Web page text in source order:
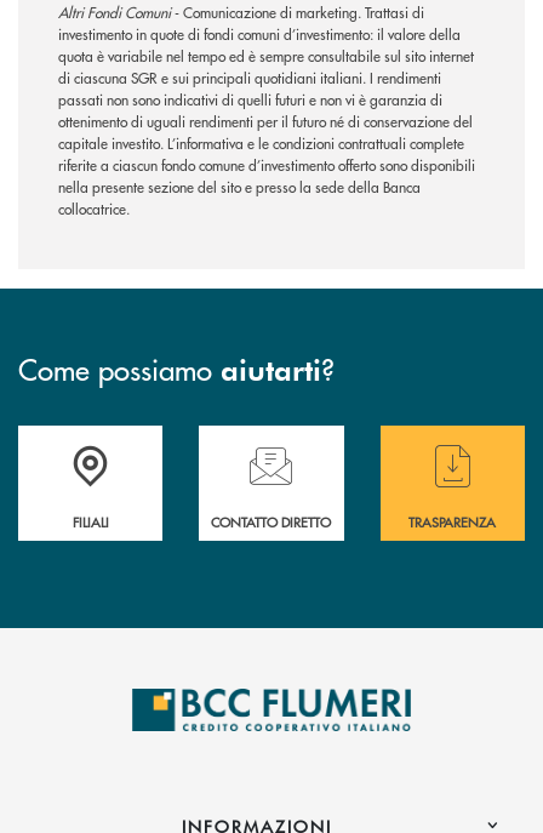
Altri Fondi Comuni- Comunicazione di marketing. Trattasi di
investimento in quote di fondi comuni d’investimento: il valore della
quota è variabile nel tempo ed è sempre consultabile sul sito internet
di ciascuna SGR e sui principali quotidiani italiani. I rendimenti
passati non sono indicativi di quelli futuri e non vi è garanzia di
ottenimento di uguali rendimenti per il futuro né di conservazione del
capitale investito. L’informativa e le condizioni contrattuali complete
riferite a ciascun fondo comune d’investimento offerto sono disponibili
nella presente sezione del sito e presso la sede della Banca
collocatrice.
Come possiamo aiutarti?
Trova la filiale più vicina a te
FILIALI
Hai bisogno di assistenza immediata ?
CONTATTO DIRETTO
Hai bisogno di
TRASPARENZA
INFORMAZIONI